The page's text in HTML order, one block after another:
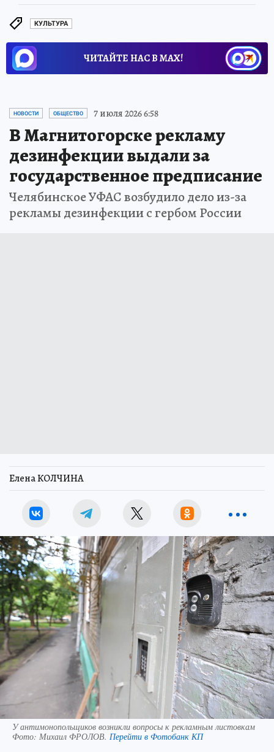
КУЛЬТУРА
ЧИТАЙТЕ НАС В МАХ!
НОВОСТИ ОБЩЕСТВО 7 июля 2026 6:58
В Магнитогорске рекламу
дезинфекции выдали за
государственное предписание
Челябинское УФАС возбудило дело из-за
рекламы дезинфекции с гербом России
Елена КОЛЧИНА
У антимонопольщиков возникли вопросы к рекламным листовкам
Фото: Михаил ФРОЛОВ. Перейти в Фотобанк КП